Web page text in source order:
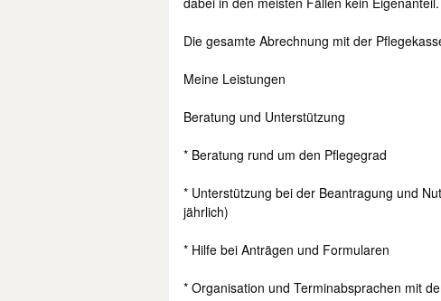
Die gesamte Abrechnung mit der
Meine Leistungen
Beratung und Unterstützung
* Beratung rund um den Pflegegrad
* Unterstützung bei der Beantragung und
jährlich)
* Hilfe bei Anträgen und Formularen
* Organisation und Terminabsprachen mit